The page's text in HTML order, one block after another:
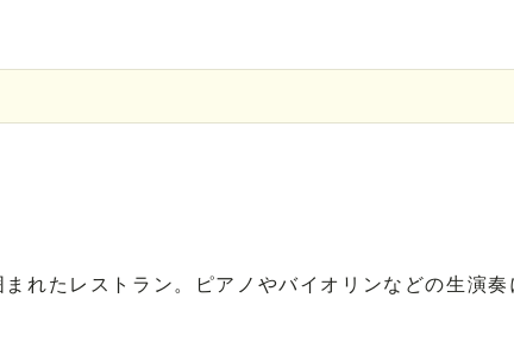
れたレストラン。ピアノやバイオリンなどの生演奏